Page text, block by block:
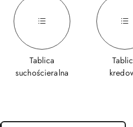
Tablica
suchościeralna